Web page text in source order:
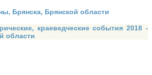
Брянска, Брянской области
краеведческие события 2018 -
области